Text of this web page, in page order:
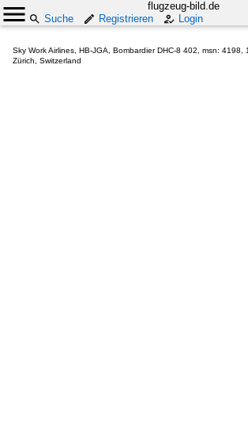
flugzeug-bild.de
Suche
Registrieren Login
Sky Work Airlines, HB-JGA, Bombardier DHC-8 402, msn: 4198,
Zürich, Switzerland